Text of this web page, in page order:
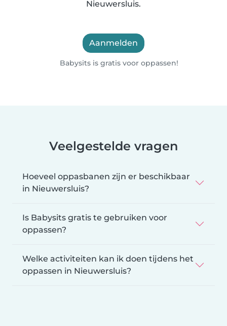
Nieuwersluis.
Aanmelden
Babysits is gratis voor oppassen!
Veelgestelde vragen
Hoeveel oppasbanen zijn er beschikbaar
in Nieuwersluis?
Is Babysits gratis te gebruiken voor
oppassen?
Welke activiteiten kan ik doen tijdens het
oppassen in Nieuwersluis?